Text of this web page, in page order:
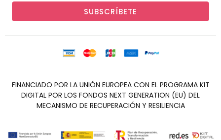
SUBSCRÍBETE
FINANCIADO POR LA UNIÓN EUROPEA CON EL PROGRAMA KIT
DIGITAL POR LOS FONDOS NEXT GENERATION (EU) DEL
MECANISMO DE RECUPERACIÓN Y RESILIENCIA